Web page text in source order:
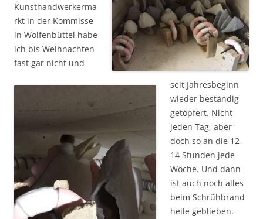
Kunsthandwerkerma
rkt in der Kommisse
in Wolfenbüttel habe
ich bis Weihnachten
fast gar nicht und
seit Jahresbeginn
wieder beständig
getöpfert. Nicht
jeden Tag, aber
doch so an die 12-
14 Stunden jede
Woche. Und dann
ist auch noch alles
beim Schrühbrand
heile geblieben.